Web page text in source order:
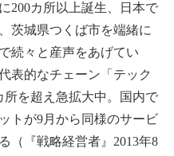
200カ所以上誕生、日本で
茨城県つくば市を端緒に
続々と産声をあげてい
表的なチェーン「テック
所を超え急拡大中。国内で
トが9月から同様のサービ
（『戦略経営者』2013年8